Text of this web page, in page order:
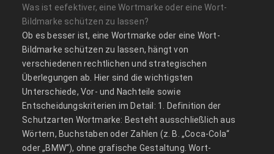
Was ist eefektiver, eine Wortmarke oder eine Wort-
Bildmarke schützen zu lassen?
Ob es besser ist, eine Wortmarke oder eine Wort-
Bildmarke schützen zu lassen, hängt von
verschiedenen rechtlichen und strategischen
Überlegungen ab. Hier sind die wichtigsten
Unterschiede, Vor- und Nachteile sowie
Entscheidungskriterien im Detail: 1. Definition der
Schutzarten Wortmarke: Besteht ausschließlich aus
Wörtern, Buchstaben oder Zahlen (z. B. „Coca-Cola“
oder „BMW“), ohne grafische Gestaltung. Wort-